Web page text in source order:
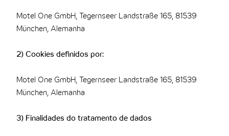
Motel One GmbH, Tegernseer Landstraße 165, 81539
München, Alemanha
2) Cookies definidos por:
Motel One GmbH, Tegernseer Landstraße 165, 81539
München, Alemanha
3) Finalidades do tratamento de dados